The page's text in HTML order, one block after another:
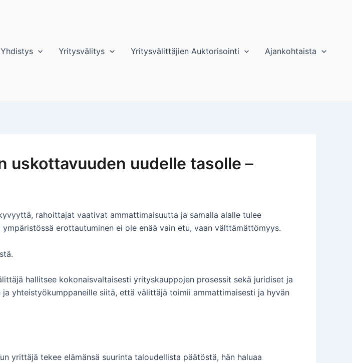
Yhdistys Yritysvälitys Yritysvälittäjien Auktorisointi Ajankohtaista
uudelle tasolle –
rahoittajat vaativat ammattimaisuutta ja samalla alalle tulee
erottautuminen ei ole enää vain etu, vaan välttämättömyys.
hallitsee kokonaisvaltaisesti yrityskauppojen prosessit sekä juridiset ja
yhteistyökumppaneille siitä, että välittäjä toimii ammattimaisesti ja hyvän
yrittäjä tekee elämänsä suurinta taloudellista päätöstä, hän haluaa